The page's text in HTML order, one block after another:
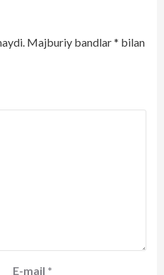
Majburiy bandlar* bilan
E-mail *